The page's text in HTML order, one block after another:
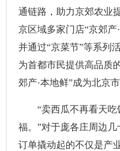
通链路，助力京郊农业
京区域多家门店“京郊产
并通过“京菜节”等系列
为首都市民提供高品质
郊产·本地鲜”成为北京
“卖西瓜不再看天吃
福。”对于庞各庄周边
订单撬动起的不仅是产